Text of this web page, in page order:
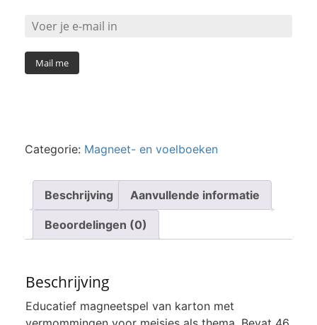
Mail me
Categorie: Magneet- en voelboeken
Beschrijving Aanvullende informatie
Beoordelingen (0)
Beschrijving
Educatief magneetspel van karton met